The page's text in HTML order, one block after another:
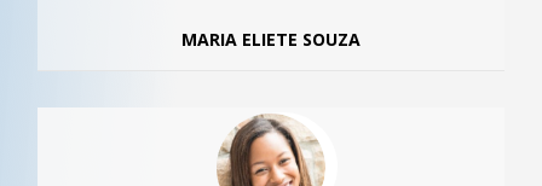
MARIA ELIETE SOUZA